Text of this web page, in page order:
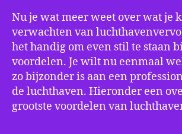
Nu je wat meer weet over wat je
verwachten van
het handig om even stil te staan
voordelen. Je wilt nu eenmaal
zo bijzonder is aan een
de luchthaven. Hieronder een
grootste voordelen van